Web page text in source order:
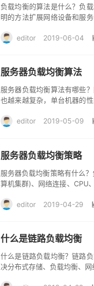
负载均衡的算法是什么？负
明的方法扩展网络设备和服
editor
2019-06-04
服务器负载均衡算法
服务器负载均衡算法有哪些
也越来越复杂，单台机器的
editor
2019-05-09
服务器负载均衡策略
服务器负载均衡策略有什么
算机集群)、网络连接、CPU
editor
2019-04-29
什么是链路负载均衡
什么是链路负载均衡？链路
决分布式存储、负载均衡、网